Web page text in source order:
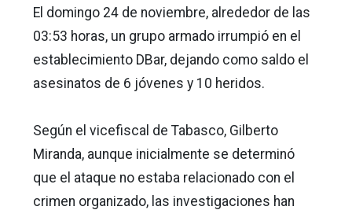
El domingo 24 de noviembre, alrededor de las
03:53 horas, un grupo armado irrumpió en el
establecimiento DBar, dejando como saldo el
asesinatos de 6 jóvenes y 10 heridos.
Según el vicefiscal de Tabasco, Gilberto
Miranda, aunque inicialmente se determinó
que el ataque no estaba relacionado con el
crimen organizado, las investigaciones han